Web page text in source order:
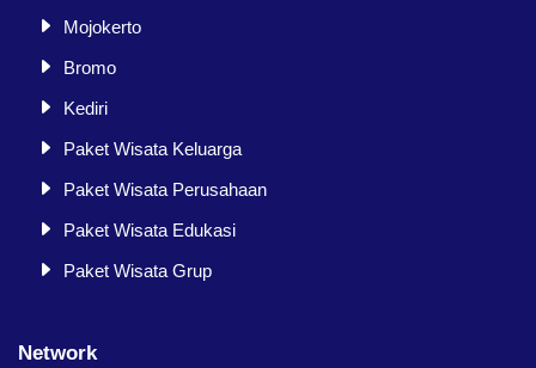
Mojokerto
Bromo
Kediri
Paket Wisata Keluarga
Paket Wisata Perusahaan
Paket Wisata Edukasi
Paket Wisata Grup
Network